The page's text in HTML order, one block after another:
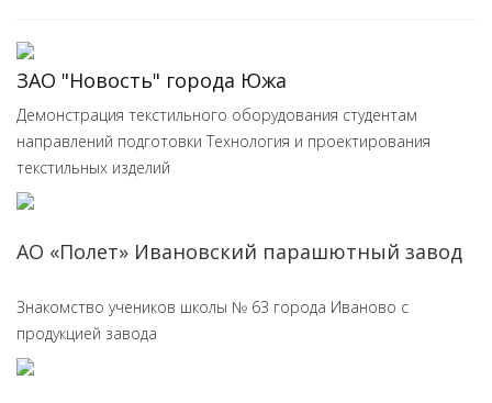
​ЗАО "Новость" города Южа
Демонстрация текстильного оборудования студентам
направлений подготовки Технология и проектирования
текстильных изделий
АО «Полет» Ивановский парашютный завод
Знакомство учеников школы № 63 города Иваново с
продукцией завода